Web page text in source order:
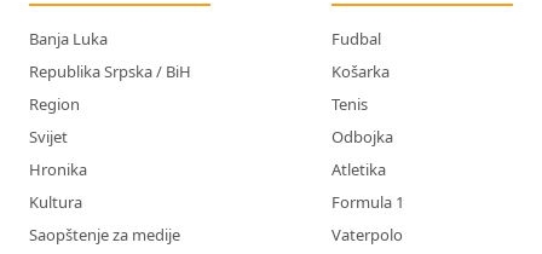
Banja Luka
Republika Srpska / BiH
Region
Svijet
Hronika
Kultura
Saopštenje za medije
Fudbal
Košarka
Tenis
Odbojka
Atletika
Formula 1
Vaterpolo